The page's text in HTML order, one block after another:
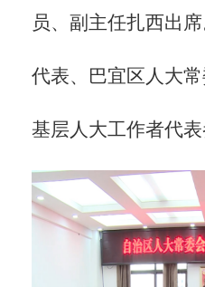
员、副主任扎西出
代表、巴宜区人大
基层人大工作者代表